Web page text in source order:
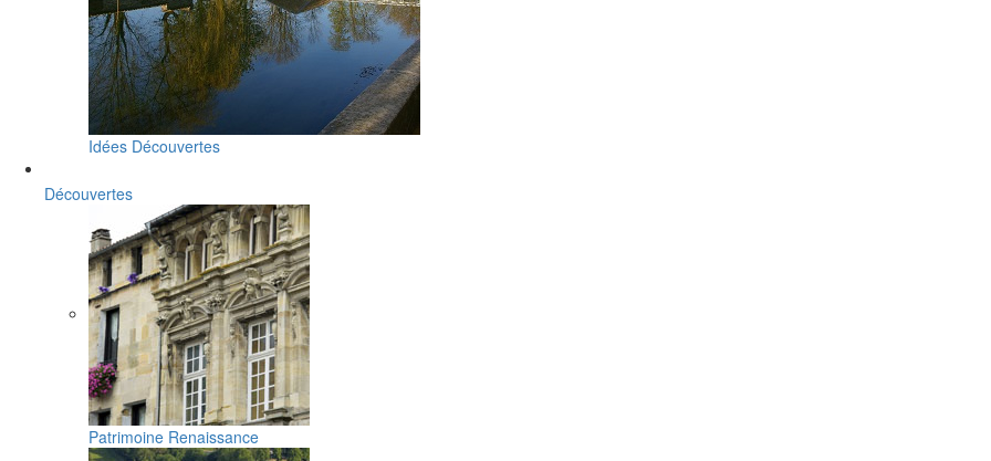
Idées Découvertes
Découvertes
Patrimoine Renaissance